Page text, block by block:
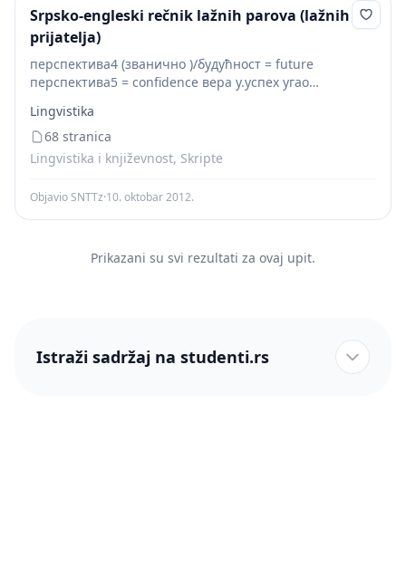
Srpsko-engleski rečnik lažnih parova (lažnih
prijatelja)
перспектива4 (званично )/будућност = future
перспектива5 = confidence вера у.успех угао
мишљења о нечем објективност = perspectivC]
(одмерено, објекiuuвно = ill р. ) ПЕТРОЛЕЈ/петролеум/
керозин...
Lingvistika
68 stranica
Lingvistika i književnost, Skripte
Objavio SNTTz·10. oktobar 2012.
Prikazani su svi rezultati za ovaj upit.
Istraži sadržaj na studenti.rs